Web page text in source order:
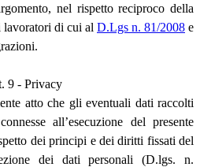
nel rispetto reciproco della
lavoratori di cui al D.Lgs n. 81/2008 e
9 - Privacy
atto che gli eventuali dati raccolti
all’esecuzione del presente
dei principi e dei diritti fissati del
dei dati personali (D.lgs. n.